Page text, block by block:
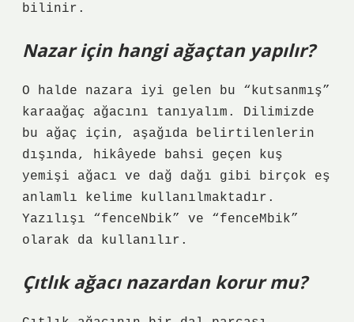
bilinir.
Nazar için hangi ağaçtan yapılır?
O halde nazara iyi gelen bu “kutsanmış”
karaağaç ağacını tanıyalım. Dilimizde
bu ağaç için, aşağıda belirtilenlerin
dışında, hikâyede bahsi geçen kuş
yemişi ağacı ve dağ dağı gibi birçok eş
anlamlı kelime kullanılmaktadır.
Yazılışı “fenceNbik” ve “fenceMbik”
olarak da kullanılır.
Çıtlık ağacı nazardan korur mu?